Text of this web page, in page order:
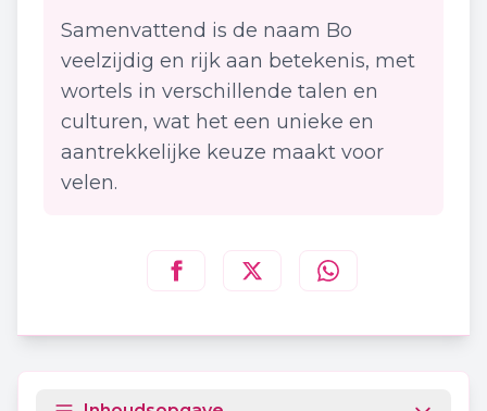
Samenvattend is de naam Bo
veelzijdig en rijk aan betekenis, met
wortels in verschillende talen en
culturen, wat het een unieke en
aantrekkelijke keuze maakt voor
velen.
Deel deze pagina op
Deel deze pagina op
Deel deze pagina